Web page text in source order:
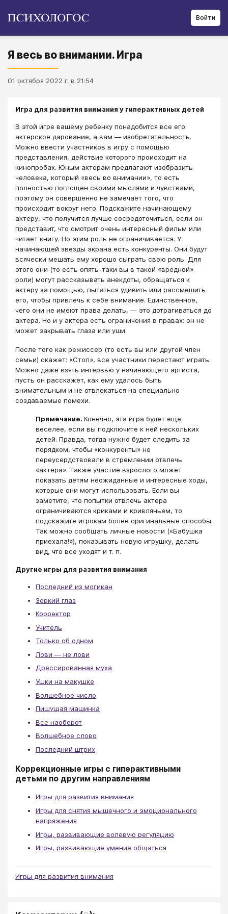
Войти
Я весь во внимании. Игра
01 октября 2022 г. в 21:54
Игра для развития внимания у гиперактивных детей
В этой игре вашему ребенку понадобится все его
актерское дарование, а вам — изобретательность.
Можно ввести участников в игру с помощью
представления, действие которого происходит на
кинопробах. Юным актерам предлагают изобразить
человека, который «весь во внимании», то есть
полностью поглощен своими мыслями и чувствами,
поэтому он совершенно не замечает того, что
происходит вокруг него. Подскажите начинающему
актеру, что получится лучше сосредоточиться, если он
представит, что смотрит очень интересный фильм или
читает книгу. Но этим роль не ограничивается. У
начинающей звезды экрана есть конкуренты. Они будут
всячески мешать ему хорошо сыграть свою роль. Для
этого они (то есть опять-таки вы в такой «вредной»
роли) могут рассказывать анекдоты, обращаться к
актеру за помощью, пытаться удивить или рассмешить
его, чтобы привлечь к себе внимание. Единственное,
чего они не имеют права делать, — это дотрагиваться до
актера. Но и у актера есть ограничения в правах: он не
может закрывать глаза или уши.
После того как режиссер (то есть вы или другой член
семьи) скажет: «Стоп», все участники перестают играть.
Можно даже взять интервью у начинающего артиста,
пусть он расскажет, как ему удалось быть
внимательным и не отвлекаться на специально
создаваемые помехи.
Примечание. Конечно, эта игра будет еще
веселее, если вы подключите к ней нескольких
детей. Правда, тогда нужно будет следить за
порядком, чтобы «конкуренты» не
переусердствовали в стремлении отвлечь
«актера». Также участие взрослого может
показать детям неожиданные и интересные ходы,
которые они могут использовать. Если вы
заметите, что попытки отвлечь актера
ограничиваются криками и кривляньем, то
подскажите игрокам более оригинальные способы.
Так можно сообщать личные новости («Бабушка
приехала!»), показывать новую игрушку, делать
вид, что все уходят и т. п.
Другие игры для развития внимания
Последний из могикан
Зоркий глаз
Корректор
Учитель
Только об одном
Лови — не лови
Дрессированная муха
Ушки на макушке
Волшебное число
Пишущая машинка
Все наоборот
Волшебное слово
Последний штрих
Коррекционные игры с гиперактивными
детьми по другим направлениям
Игры для развития внимания
Игры для снятия мышечного и эмоционального
напряжения
Игры, развивающие волевую регуляцию
Игры, развивающие умение общаться
Игры для развития внимания